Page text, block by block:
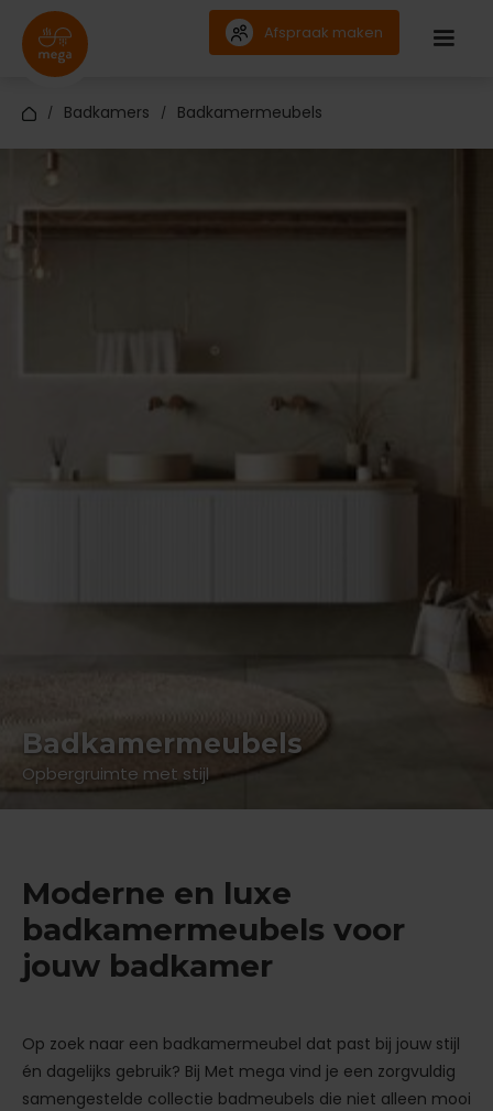
Afspraak maken
/ Badkamers / Badkamermeubels
Badkamermeubels
Opbergruimte met stijl
Moderne en luxe
badkamermeubels voor
jouw badkamer
Op zoek naar een badkamermeubel dat past bij jouw stijl
én dagelijks gebruik? Bij Met mega vind je een zorgvuldig
samengestelde collectie badmeubels die niet alleen mooi